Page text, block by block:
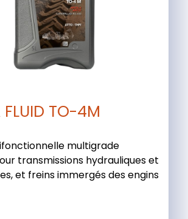
TO-4M
multigrade
transmissions hydrauliques et
et freins immergés des engins